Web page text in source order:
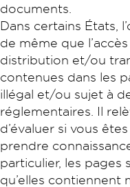
Rechercher
documents.
Dans certains États,
de même que
distribution et/ou
contenues dans les
illégal et/ou sujet à
réglementaires. Il
d’évaluer si vous
prendre
particulier, les pages
qu’elles